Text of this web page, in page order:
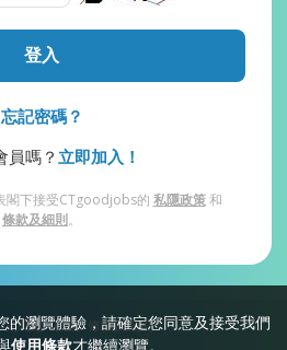
瀏覽體驗，請確定您同意及接受我們
使用條款才繼續瀏覽。
登入
忘記密碼？
員嗎？ 立即加入！
閣下接受CTgoodjobs的 私隱政策和
條款及細則。
見問題 私隱 條款及細則